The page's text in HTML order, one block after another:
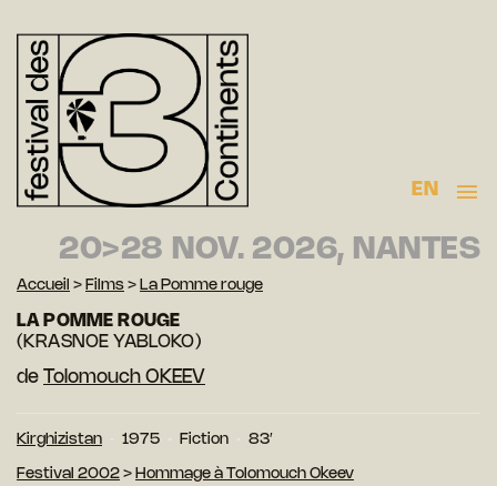
EN
20>28 NOV. 2026, NANTES
Accueil > Films > La Pomme rouge
LA POMME ROUGE
(KRASNOE YABLOKO)
de Tolomouch OKEEV
Kirghizistan 1975 Fiction 83′
Festival 2002 > Hommage à Tolomouch Okeev